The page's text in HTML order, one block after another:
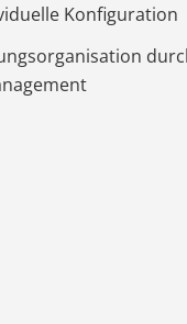
Konfiguration